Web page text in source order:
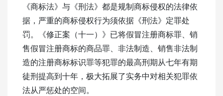
《商标法》与《刑法》都是规制商标侵权的法律依
据，严重的商标侵权行为须依据《刑法》定罪处
罚。《修正案（十一）》已将假冒注册商标罪、销
售假冒注册商标的商品罪、非法制造、销售非法制
造的注册商标标识罪等犯罪的最高刑期从七年有期
徒刑提高到十年，极大拓展了实务中对相关犯罪依
法从严惩处的空间。